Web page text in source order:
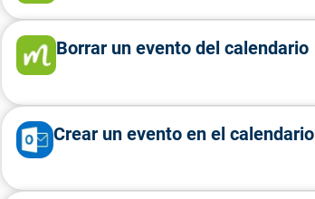
Borrar un evento del calendario
Crear un evento en el calendario